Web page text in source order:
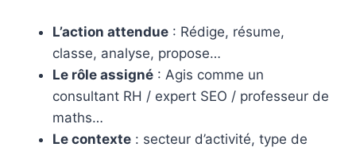
L’action attendue : Rédige, résume,
classe, analyse, propose…
Le rôle assigné : Agis comme un
consultant RH / expert SEO / professeur de
maths…
Le contexte : secteur d’activité, type de